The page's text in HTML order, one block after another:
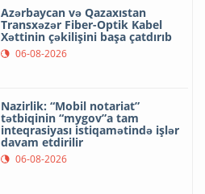
Azərbaycan və Qazaxıstan
Transxəzər Fiber-Optik Kabel
Xəttinin çəkilişini başa çatdırıb
06-08-2026
Nazirlik: “Mobil notariat”
tətbiqinin “mygov”a tam
inteqrasiyası istiqamətində işlər
davam etdirilir
06-08-2026